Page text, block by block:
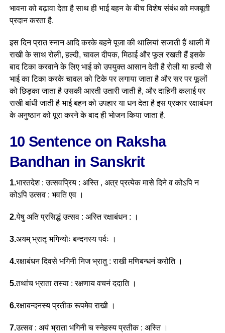
भावना को बढ़ावा देता है साथ ही भाई बहन के बीच विशेष संबंध को मजबूती
प्रदान करता है.
इस दिन प्रात स्नान आदि करके बहने पूजा की थालियां सजाती हैं थाली में
राखी के साथ रोली, हल्दी, चावल दीपक, मिठाई और फूल रखती हैं इसके
बाद टिका करवाने के लिए भाई को उपयुक्तआसान देती है रोलीया हल्दी से
भाई का टिका करके चावल को टिके पर लगाया जाता है और सर पर फूलों
को छिड़का जाता है उसकी आरती उतारी जाती है, और दाहिनी कलाई पर
राखी बांधी जाती है भाई बहन को उपहार या धन देता है इस प्रकार रक्षाबंधन
के अनुष्ठान को पूरा करने के बाद ही भोजन किया जाता है.
10 Sentence on Raksha
Bandhan in Sanskrit
1.भारतदेश : उत्सवप्रिय : अस्ति , अत्र प्रत्येक मासे दिने व कोऽपि न
कोऽपि उत्सव : भवति एव ।
2.येषु अति प्रसिद्धं उत्सव : अस्ति रक्षाबंधन : ।
3.अयम् भ्रातृ भगिन्योः बन्दनस्य पर्वः ।
4.रक्षाबंधन दिवसे भगिनी निज भ्रातु : राखी मणिबन्धनं करोति ।
5.तथांच भ्राता तस्या : रक्षणाय वचनं ददाति ।
6.रक्षाबन्दनस्य प्रतीक रूपमेव राखी ।
7.उत्सव : अयं भ्राता भगिनी च स्नेहस्य प्रतीक : अस्ति ।